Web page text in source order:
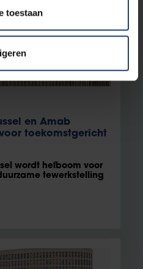
toestaan
en Amab
toekomstgericht
wordt hefboom voor
tewerkstelling